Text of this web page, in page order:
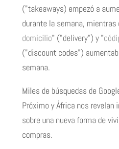
("takeaways) empezó a
durante la semana,
domicilio" ("delivery") y "
("discount codes")
semana.
Miles de búsquedas de
Próximo y África nos
sobre una nueva forma de
compras.